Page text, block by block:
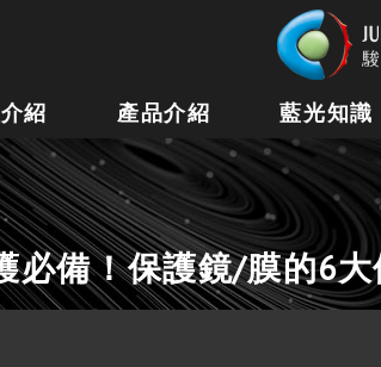
紹 產品介紹 藍光知識
必備！保護鏡/膜的6